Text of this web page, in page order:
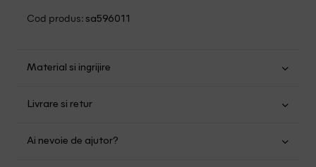
Cod produs: sa596011
Material si ingrijire
Nu folositi inalbitor
Nu uscati in uscator
Livrare si retur
mare de 149.00 lei.
Ai nevoie de ajutor?